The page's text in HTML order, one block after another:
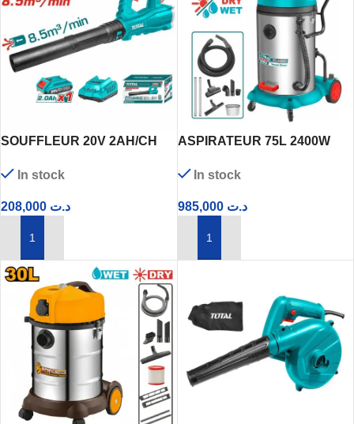
SOUFFLEUR 20V 2AH/CH
In stock
د.ت
AJOUTER AU PANIER
ASPIRATEUR 75L 2400W
In stock
د.ت 985,000
AJOUTER AU PANIER